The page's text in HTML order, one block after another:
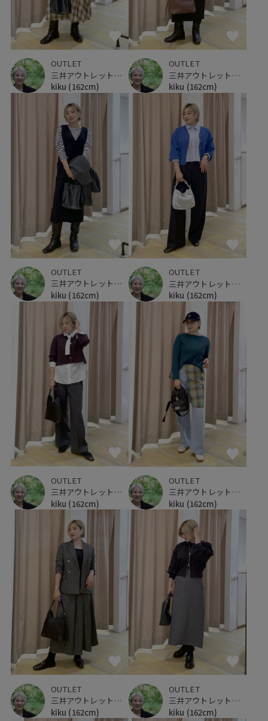
OUTLET
三井アウトレットパーク 仙台港
kiku (162cm)
OUTLET
三井アウトレットパーク 仙台港
kiku (162cm)
OUTLET
三井アウトレットパーク 仙台港
kiku (162cm)
OUTLET
三井アウトレットパーク 仙台港
kiku (162cm)
OUTLET
三井アウトレットパーク 仙台港
kiku (162cm)
OUTLET
三井アウトレットパーク 仙台港
kiku (162cm)
OUTLET
三井アウトレットパーク 仙台港
kiku (162cm)
OUTLET
三井アウトレットパーク 仙台港
kiku (162cm)